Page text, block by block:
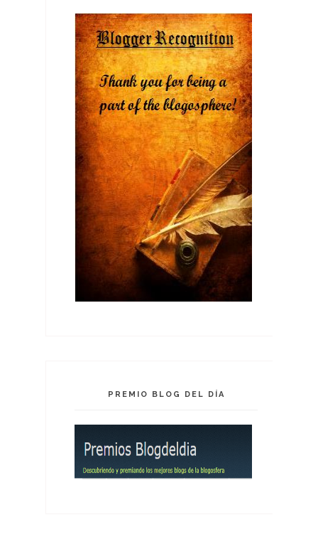
PREMIO BLOG DEL DÍA